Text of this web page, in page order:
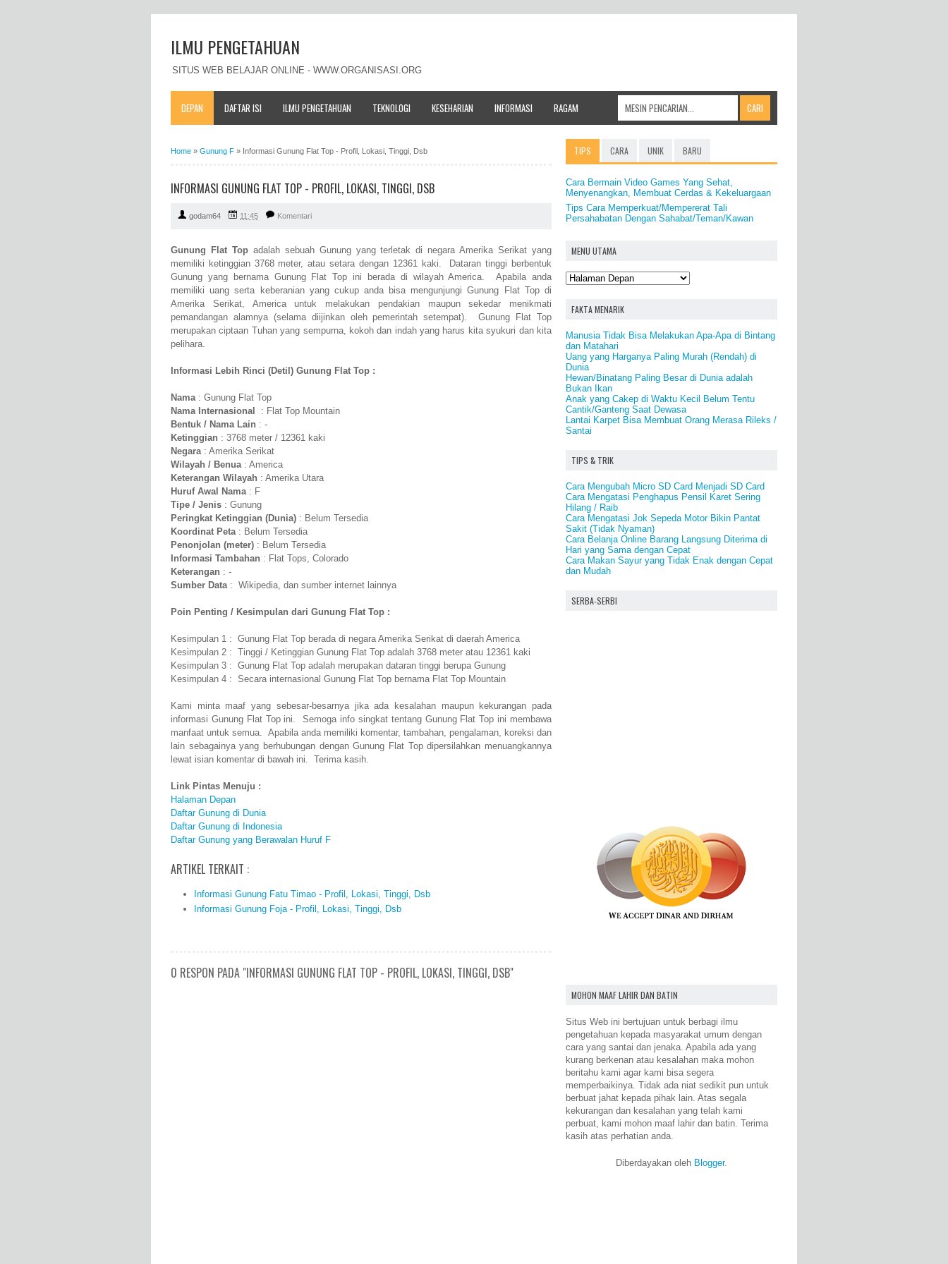
ILMU PENGETAHUAN
SITUS WEB BELAJAR ONLINE - WWW.ORGANISASI.ORG
DEPAN DAFTAR ISI ILMU PENGETAHUAN TEKNOLOGI KESEHARIAN INFORMASI RAGAM
Home » Gunung F » Informasi Gunung Flat Top - Profil, Lokasi, Tinggi, Dsb
INFORMASI GUNUNG FLAT TOP - PROFIL, LOKASI, TINGGI, DSB
godam64 11:45 Komentari
Gunung Flat Topadalah sebuah Gunung yang terletak di negara Amerika Serikat yang
memiliki ketinggian 3768 meter, atau setara dengan 12361 kaki. Dataran tinggi berbentuk
Gunung yang bernama Gunung Flat Top ini berada di wilayah America. Apabila anda
memiliki uang serta keberanian yang cukup anda bisa mengunjungi Gunung Flat Top di
Amerika Serikat, America untuk melakukan pendakian maupun sekedar menikmati
pemandangan alamnya (selama diijinkan oleh pemerintah setempat). Gunung Flat Top
merupakan ciptaan Tuhan yang sempurna, kokoh dan indah yang harus kita syukuri dan kita
pelihara.
Informasi Lebih Rinci (Detil) Gunung Flat Top :
Nama: Gunung Flat Top
Nama Internasional
: Flat Top Mountain
Bentuk / Nama Lain : -
Ketinggian : 3768 meter / 12361 kaki
Negara: Amerika Serikat
Wilayah / Benua: America
Keterangan Wilayah : Amerika Utara
Huruf Awal Nama: F
Tipe / Jenis : Gunung
Peringkat Ketinggian (Dunia) : Belum Tersedia
Koordinat Peta: Belum Tersedia
Penonjolan (meter) : Belum Tersedia
Informasi Tambahan : Flat Tops, Colorado
Keterangan : -
Sumber Data: Wikipedia, dan sumber internet lainnya
Poin Penting / Kesimpulan dari Gunung Flat Top :
Kesimpulan 1 : Gunung Flat Top berada di negara Amerika Serikat di daerah America
Kesimpulan 2 : Tinggi / Ketinggian Gunung Flat Top adalah 3768 meter atau 12361 kaki
Kesimpulan 3 : Gunung Flat Top adalah merupakan dataran tinggi berupa Gunung
Kesimpulan 4 : Secara internasional Gunung Flat Top bernama Flat Top Mountain
Kami minta maaf yang sebesar-besarnya jika ada kesalahan maupun kekurangan pada
informasi Gunung Flat Top ini. Semoga info singkat tentang Gunung Flat Top ini membawa
manfaat untuk semua. Apabila anda memiliki komentar, tambahan, pengalaman, koreksi dan
lain sebagainya yang berhubungan dengan Gunung Flat Top dipersilahkan menuangkannya
lewat isian komentar di bawah ini. Terima kasih.
Link Pintas Menuju :
Halaman Depan
Daftar Gunung di Dunia
Daftar Gunung di Indonesia
Daftar Gunung yang Berawalan Huruf F
ARTIKEL TERKAIT :
Informasi Gunung Fatu Timao - Profil, Lokasi, Tinggi, Dsb
Informasi Gunung Foja - Profil, Lokasi, Tinggi, Dsb
0 RESPON PADA "INFORMASI GUNUNG FLAT TOP - PROFIL, LOKASI, TINGGI, DSB"
TIPS CARA UNIK BARU
Cara Bermain Video Games Yang Sehat,
Menyenangkan, Membuat Cerdas & Kekeluargaan
Tips Cara Memperkuat/Mempererat Tali
Persahabatan Dengan Sahabat/Teman/Kawan
MENU UTAMA
FAKTA MENARIK
Manusia Tidak Bisa Melakukan Apa-Apa di Bintang
dan Matahari
Uang yang Harganya Paling Murah (Rendah) di
Dunia
Hewan/Binatang Paling Besar di Dunia adalah
Bukan Ikan
Anak yang Cakep di Waktu Kecil Belum Tentu
Cantik/Ganteng Saat Dewasa
Lantai Karpet Bisa Membuat Orang Merasa Rileks /
Santai
TIPS & TRIK
Cara Mengubah Micro SD Card Menjadi SD Card
Cara Mengatasi Penghapus Pensil Karet Sering
Hilang / Raib
Cara Mengatasi Jok Sepeda Motor Bikin Pantat
Sakit (Tidak Nyaman)
Cara Belanja Online Barang Langsung Diterima di
Hari yang Sama dengan Cepat
Cara Makan Sayur yang Tidak Enak dengan Cepat
dan Mudah
SERBA-SERBI
MOHON MAAF LAHIR DAN BATIN
Situs Web ini bertujuan untuk berbagi ilmu
pengetahuan kepada masyarakat umum dengan
cara yang santai dan jenaka. Apabila ada yang
kurang berkenan atau kesalahan maka mohon
beritahu kami agar kami bisa segera
memperbaikinya. Tidak ada niat sedikit pun untuk
berbuat jahat kepada pihak lain. Atas segala
kekurangan dan kesalahan yang telah kami
perbuat, kami mohon maaf lahir dan batin. Terima
kasih atas perhatian anda.
Diberdayakan oleh Blogger.